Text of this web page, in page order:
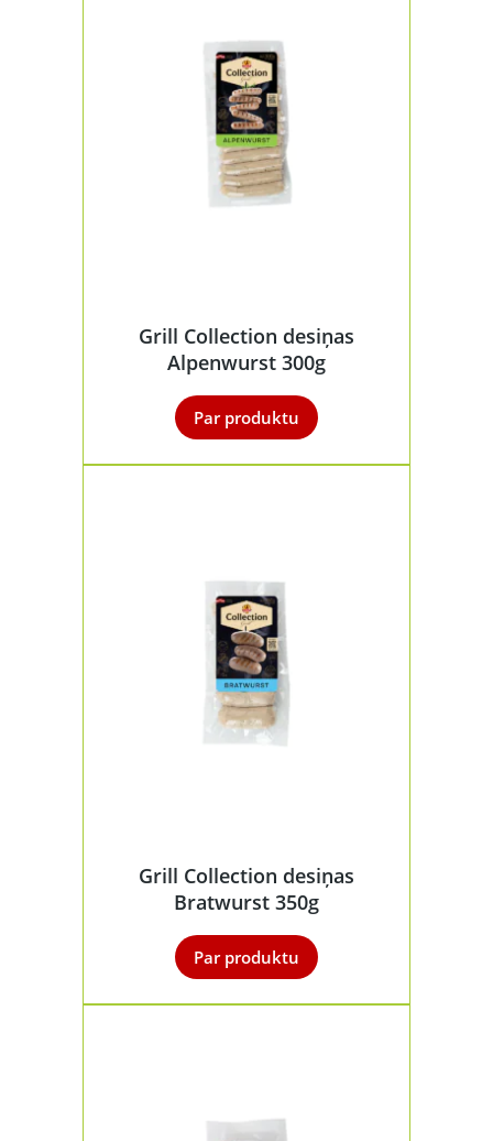
Grill Collection desiņas
Alpenwurst 300g
Par produktu
Grill Collection desiņas
Bratwurst 350g
Par produktu